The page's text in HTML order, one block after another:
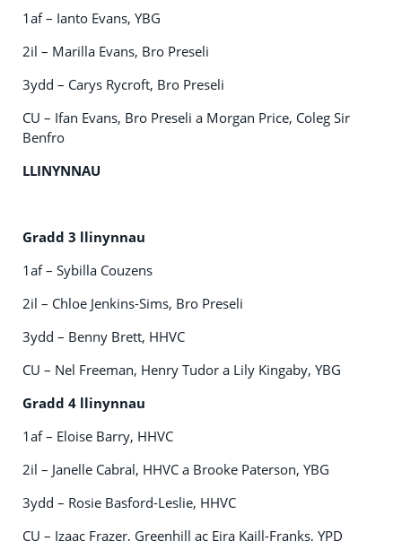
1af – Ianto Evans, YBG
2il – Marilla Evans, Bro Preseli
3ydd – Carys Rycroft, Bro Preseli
CU – Ifan Evans, Bro Preseli a Morgan Price, Coleg Sir
Benfro
LLINYNNAU
Gradd 3 llinynnau
1af – Sybilla Couzens
2il – Chloe Jenkins-Sims, Bro Preseli
3ydd – Benny Brett, HHVC
CU – Nel Freeman, Henry Tudor a Lily Kingaby, YBG
Gradd 4 llinynnau
1af – Eloise Barry, HHVC
2il – Janelle Cabral, HHVC a Brooke Paterson, YBG
3ydd – Rosie Basford-Leslie, HHVC
CU – Izaac Frazer, Greenhill ac Eira Kaill-Franks, YPD